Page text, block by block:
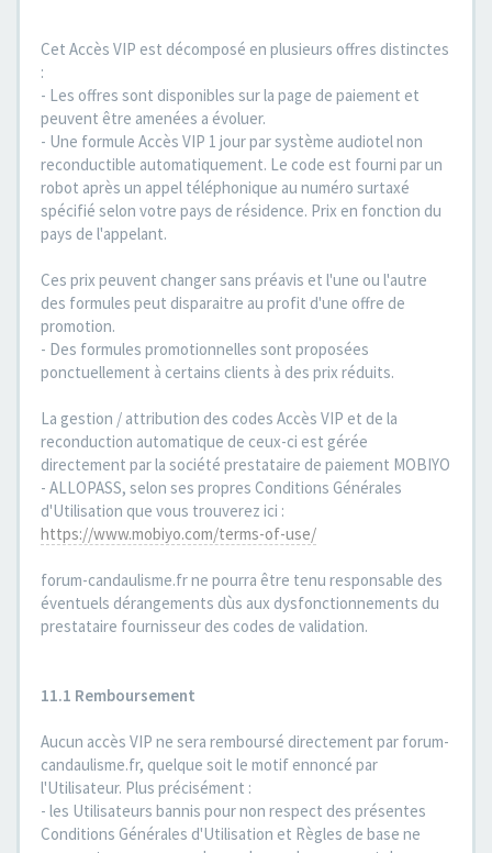
Cet Accès VIP est décomposé en plusieurs offres distinctes
:
- Les offres sont disponibles sur la page de paiement et
peuvent être amenées a évoluer.
- Une formule Accès VIP 1 jour par système audiotel non
reconductible automatiquement. Le code est fourni par un
robot après un appel téléphonique au numéro surtaxé
spécifié selon votre pays de résidence. Prix en fonction du
pays de l'appelant.
Ces prix peuvent changer sans préavis et l'une ou l'autre
des formules peut disparaitre au profit d'une offre de
promotion.
- Des formules promotionnelles sont proposées
ponctuellement à certains clients à des prix réduits.
La gestion / attribution des codes Accès VIP et de la
reconduction automatique de ceux-ci est gérée
directement par la société prestataire de paiement MOBIYO
- ALLOPASS, selon ses propres Conditions Générales
d'Utilisation que vous trouverez ici :
https://www.mobiyo.com/terms-of-use/
forum-candaulisme.fr ne pourra être tenu responsable des
éventuels dérangements dùs aux dysfonctionnements du
prestataire fournisseur des codes de validation.
11.1 Remboursement
Aucun accès VIP ne sera remboursé directement par forum-
candaulisme.fr, quelque soit le motif ennoncé par
l'Utilisateur. Plus précisément :
- les Utilisateurs bannis pour non respect des présentes
Conditions Générales d'Utilisation et Règles de base ne